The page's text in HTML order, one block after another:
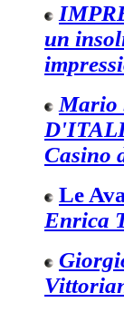
un
Mario
Casino
Le
Enrica